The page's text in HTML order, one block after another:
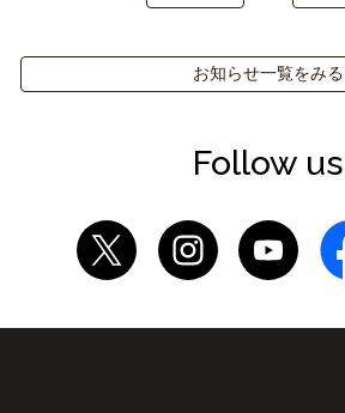
お知らせ一覧をみる
Follow us